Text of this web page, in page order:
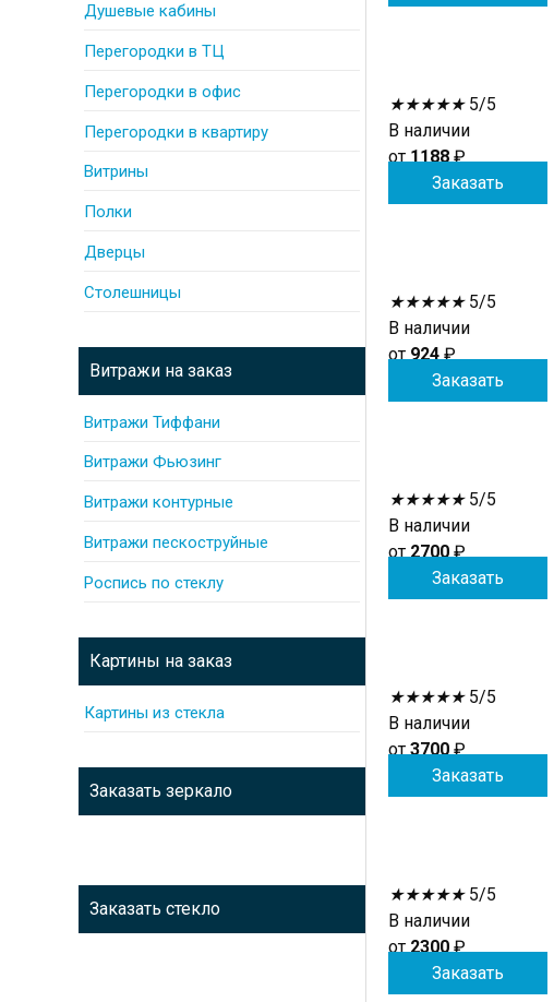
Душевые кабины
Перегородки в ТЦ
Перегородки в офис
Перегородки в квартиру
Витрины
Полки
Дверцы
Столешницы
Витражи на заказ
Витражи Тиффани
Витражи Фьюзинг
Витражи контурные
Витражи пескоструйные
Роспись по стеклу
Картины на заказ
Картины из стекла
Заказать зеркало
Заказать стекло
★★★★★ 5/5
В наличии
от1188₽
Заказать
★★★★★ 5/5
В наличии
от924₽
Заказать
★★★★★ 5/5
В наличии
от2700₽
Заказать
★★★★★ 5/5
В наличии
от3700₽
Заказать
★★★★★ 5/5
В наличии
от2300₽
Заказать